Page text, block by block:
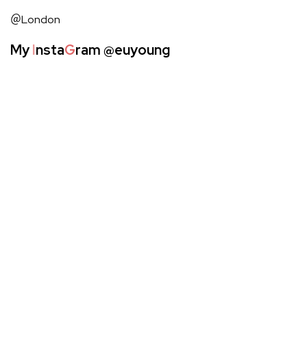
＠London
MyInstaGram@euyoung